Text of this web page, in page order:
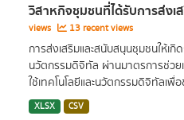
วิสาหกิจชุมชนที่ได้รับการส่งเ
views
13 recent views
การส่งเสริมและสนับสนุนชุมชนให้เกิ
นวัตกรรมดิจิทัล ผ่านมาตรการช่ว
ใช้เทคโนโลยีและนวัตกรรมดิจิทัลเ
XLSX CSV